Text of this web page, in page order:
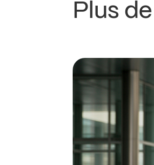
Plus